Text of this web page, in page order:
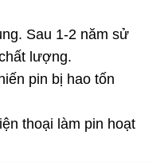
Sau 1-2 năm sử
lượng.
pin bị hao tốn
thoại làm pin hoạt